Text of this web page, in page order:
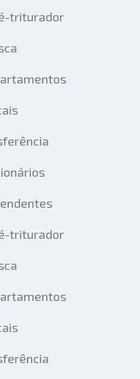
triturador
triturador